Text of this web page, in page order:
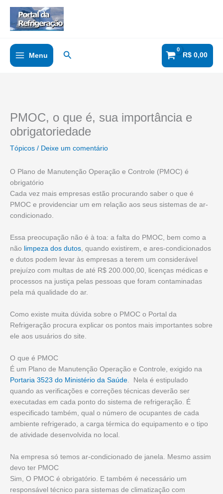
Menu Pesquisar R$0,00
PMOC, o que é, sua importância e
obrigatoriedade
Tópicos / Deixe um comentário
O Plano de Manutenção Operação e Controle (PMOC) é
obrigatório
Cada vez mais empresas estão procurando saber o que é
PMOC e providenciar um em relação aos seus sistemas de ar-
condicionado.
Essa preocupação não é à toa: a falta do PMOC, bem como a
não limpeza dos dutos, quando existirem, e ares-condicionados
e dutos podem levar às empresas a terem um considerável
prejuízo com multas de até R$ 200.000,00, licenças médicas e
processos na justiça pelas pessoas que foram contaminadas
pela má qualidade do ar.
Como existe muita dúvida sobre o PMOC o Portal da
Refrigeração procura explicar os pontos mais importantes sobre
ele aos usuários do site.
O que é PMOC
É um Plano de Manutenção Operação e Controle, exigido na
Portaria 3523 do Ministério da Saúde . Nela é estipulado
quando as verificações e correções técnicas deverão ser
executadas em cada ponto do sistema de refrigeração. É
especificado também, qual o número de ocupantes de cada
ambiente refrigerado, a carga térmica do equipamento e o tipo
de atividade desenvolvida no local.
Na empresa só temos ar-condicionado de janela. Mesmo assim
devo ter PMOC
Sim, O PMOC é obrigatório. E também é necessário um
responsável técnico para sistemas de climatização com